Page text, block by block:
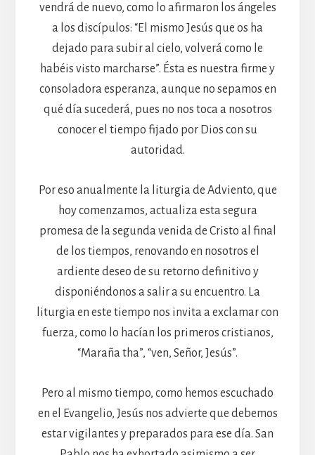
vendrá de nuevo, como lo afirmaron los ángeles
a los discípulos: “El mismo Jesús que os ha
dejado para subir al cielo, volverá como le
habéis visto marcharse”. Ésta es nuestra firme y
consoladora esperanza, aunque no sepamos en
qué día sucederá, pues no nos toca a nosotros
conocer el tiempo fijado por Dios con su
autoridad.
Por eso anualmente la liturgia de Adviento, que
hoy comenzamos, actualiza esta segura
promesa de la segunda venida de Cristo al final
de los tiempos, renovando en nosotros el
ardiente deseo de su retorno definitivo y
disponiéndonos a salir a su encuentro. La
liturgia en este tiempo nos invita a exclamar con
fuerza, como lo hacían los primeros cristianos,
“Maraña tha”, “ven, Señor, Jesús”.
Pero al mismo tiempo, como hemos escuchado
en el Evangelio, Jesús nos advierte que debemos
estar vigilantes y preparados para ese día. San